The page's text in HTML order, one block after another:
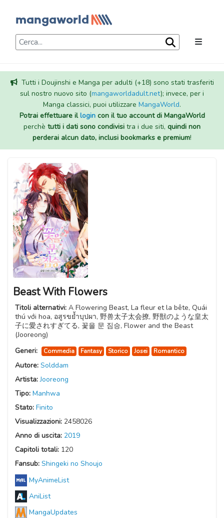
Tutti i Doujinshi e Manga per adulti (+18) sono stati trasferiti
sul nostro nuovo sito (mangaworldadult.net); invece, per i
Manga classici, puoi utilizzare MangaWorld.
Potrai effettuare illogincon il tuo account di MangaWorld
perchè tutti i dati sono condivisi tra i due siti, quindi non
perderai alcun dato, inclusi bookmarks e premium!
Beast With Flowers
Titoli alternativi: A Flowering Beast, La fleur et la bête, Quái
thú với hoa, อสูรขย้ำบุปผา, 野兽太子太会撩, 野獣のような皇太
子に愛されすぎてる, 꽃을 문 짐승, Flower and the Beast
(Jooreong)
Generi:
Commedia Fantasy Storico Josei Romantico
Autore: Solddam
Artista:Jooreong
Tipo: Manhwa
Stato: Finito
Visualizzazioni: 2458026
Anno di uscita: 2019
Capitoli totali: 120
Fansub: Shingeki no Shoujo
MyAnimeList
AniList
MangaUpdates